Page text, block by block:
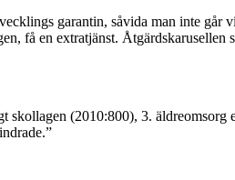
garantin, såvida man inte går
få en extratjänst. Åtgärdskarusellen
skollagen (2010:800), 3. äldreomsorg